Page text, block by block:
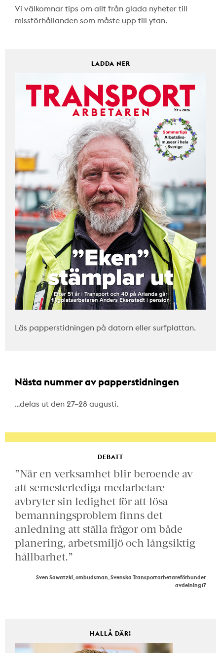
Vi välkomnar tips om allt från glada nyheter till
missförhållanden som måste upp till ytan.
LADDA NER
Läs papperstidningen på datorn eller surfplattan.
Nästa nummer av papperstidningen
…delas ut den 27–28 augusti.
DEBATT
”När en verksamhet blir beroende av
att semesterlediga medarbetare
avbryter sin ledighet för att lösa
bemanningsproblem finns det
anledning att ställa frågor om både
planering, arbetsmiljö och långsiktig
hållbarhet.”
Sven Sawatzki, ombudsman, Svenska Transportarbetareförbundet
avdelning 17
HALLÅ DÄR!